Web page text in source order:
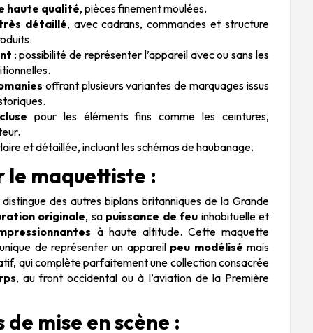
haute qualité, pièces finement moulées.
détaillé, avec cadrans, commandes et structure
: possibilité de représenter l’appareil avec ou sans les
offrant plusieurs variantes de marquages issus
pour les éléments fins comme les ceintures,
et détaillée, incluant les schémas de haubanage.
le maquettiste :
des autres biplans britanniques de la Grande
originale, sa puissance de feu inhabituelle et
à haute altitude. Cette maquette
de représenter un appareil peu modélisé mais
qui complète parfaitement une collection consacrée
, au front occidental ou à l’aviation de la Première
de mise en scène :